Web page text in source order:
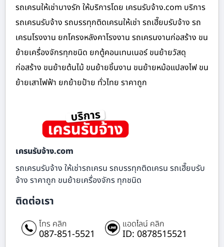
รถเครนให้เช่าบางรัก ให้บริการโดย เครนรับจ้าง.com บริการ
รถเครนรับจ้าง รถบรรทุกติดเครนให้เช่า รถเฮี๊ยบรับจ้าง รถ
เครนโรงงาน ยกโครงหลังคาโรงงาน รถเครนงานก่อสร้าง ขน
ย้ายเครื่องจักรทุกชนิด ยกตู้คอนเทนเนอร์ ขนย้ายวัสดุ
ก่อสร้าง ขนย้ายต้นไม้ ขนย้ายชิ้นงาน ขนย้ายหม้อแปลงไฟ ขน
ย้ายเสาไฟฟ้า ยกย้ายป้าย ทั่วไทย ราคาถูก
เครนรับจ้าง.com
รถเครนรับจ้าง ให้เช่ารถเครน รถบรรทุกติดเครน รถเฮี๊ยบรับ
จ้าง ราคาถูก ขนย้ายเครื่องจักร ทุกชนิด
ติดต่อเรา
โทร คลิก
087-851-5521
แอดไลน์ คลิก
ID: 0878515521